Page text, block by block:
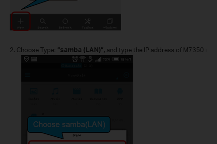
2. Choose Type: “samba (LAN)”, and type the IP address of M7350 in